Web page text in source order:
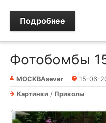
Подробнее
Фотобомбы
MOCKBAsever 15-06-
Картинки / Приколы